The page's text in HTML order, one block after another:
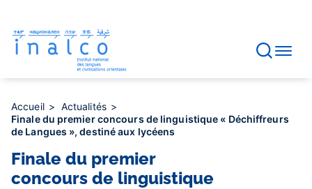
contenu
principal
Accueil
Actualités
Finale du premier concours de linguistique « Déchiffreurs
de Langues », destiné aux lycéens
Finale du premier
concours de linguistique